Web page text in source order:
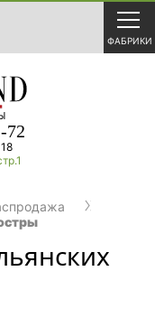
ФАБРИКИ
72